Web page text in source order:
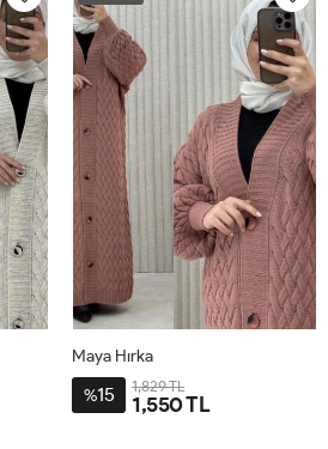
Maya Hırka
%15 1,829 TL
1,550 TL